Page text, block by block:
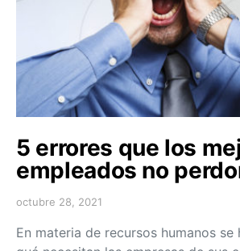
5 errores que los
empleados no
octubre 28, 2021
En materia de recursos humanos se